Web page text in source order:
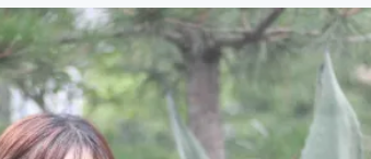
真 音楽
ー・ガジェット ゲーム・サービス